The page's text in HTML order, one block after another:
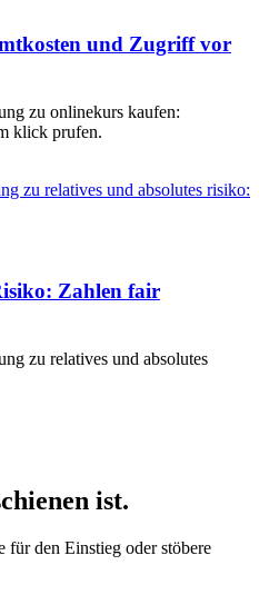
und Zugriff vor
zu onlinekurs kaufen:
klick prufen.
Zahlen fair
zu relatives und absolutes
ist.
für den Einstieg oder stöbere